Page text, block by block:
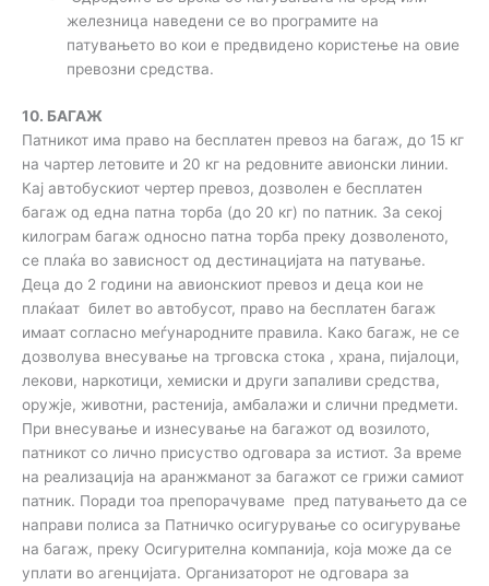
железница наведени се во програмите на
патувањето во кои е предвидено користење на овие
превозни средства.
10. БАГАЖ
Патникот има право на бесплатен превоз на багаж, до 15 кг
на чартер летовите и 20 кг на редовните авионски линии.
Кај автобускиот чертер превоз, дозволен е бесплатен
багаж од една патна торба (до 20 кг) по патник. За секој
килограм багаж односно патна торба преку дозволеното,
се плаќа во зависност од дестинацијата на патување.
Деца до 2 години на авионскиот превоз и деца кои не
плаќаат билет во автобусот, право на бесплатен багаж
имаат согласно меѓународните правила. Како багаж, не се
дозволува внесување на трговска стока , храна, пијалоци,
лекови, наркотици, хемиски и други запаливи средства,
оружје, животни, растенија, амбалажи и слични предмети.
При внесување и изнесување на багажот од возилото,
патникот со лично присуство одговара за истиот. За време
на реализација на аранжманот за багажот се грижи самиот
патник. Поради тоа препорачуваме пред патувањето да се
направи полиса за Патничко осигурување со осигурување
на багаж, преку Осигурителна компанија, која може да се
уплати во агенцијата. Организаторот не одговара за